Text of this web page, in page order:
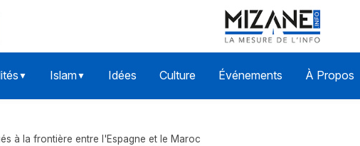
▼ Islam▼ Idées Culture Événements À Propos
à la frontière entre l'Espagne et le Maroc